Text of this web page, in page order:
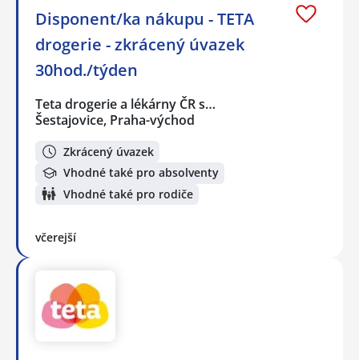
Disponent/ka nákupu - TETA
drogerie - zkrácený úvazek
30hod./týden
Teta drogerie a lékárny ČR s…
Šestajovice, Praha-východ
Zkrácený úvazek
Vhodné také pro absolventy
Vhodné také pro rodiče
včerejší